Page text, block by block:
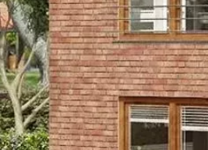
MÉRETEK,CSOMAGOLÁS
LAP PROSPEKTUS Letöltés